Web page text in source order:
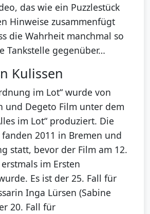
das wie ein Puzzlestück
Hinweise zusammenfügt
die Wahrheit manchmal so
Tankstelle gegenüber…
Kulissen
im Lot“ wurde von
und Degeto Film unter dem
im Lot“ produziert. Die
2011 in Bremen und
statt, bevor der Film am 12.
im Ersten
Es ist der 25. Fall für
Inga Lürsen (Sabine
20. Fall für